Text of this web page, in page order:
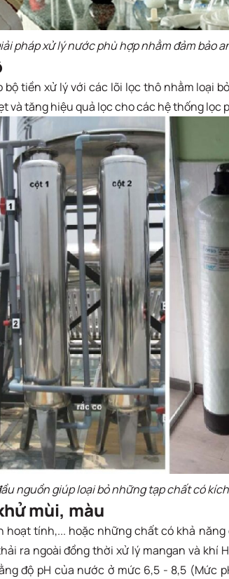
pháp xử lý nước phù hợp nhằm đảm bảo
bộ tiền xử lý với các lõi lọc thô nhằm loại
và tăng hiệu quả lọc cho các hệ thống lọc
nguồn giúp loại bỏ những tạp chất có
mùi, màu
hoạt tính,... hoặc những chất có khả năng
ra ngoài đồng thời xử lý mangan và khí
độ pH của nước ở mức 6,5 - 8,5 (Mức